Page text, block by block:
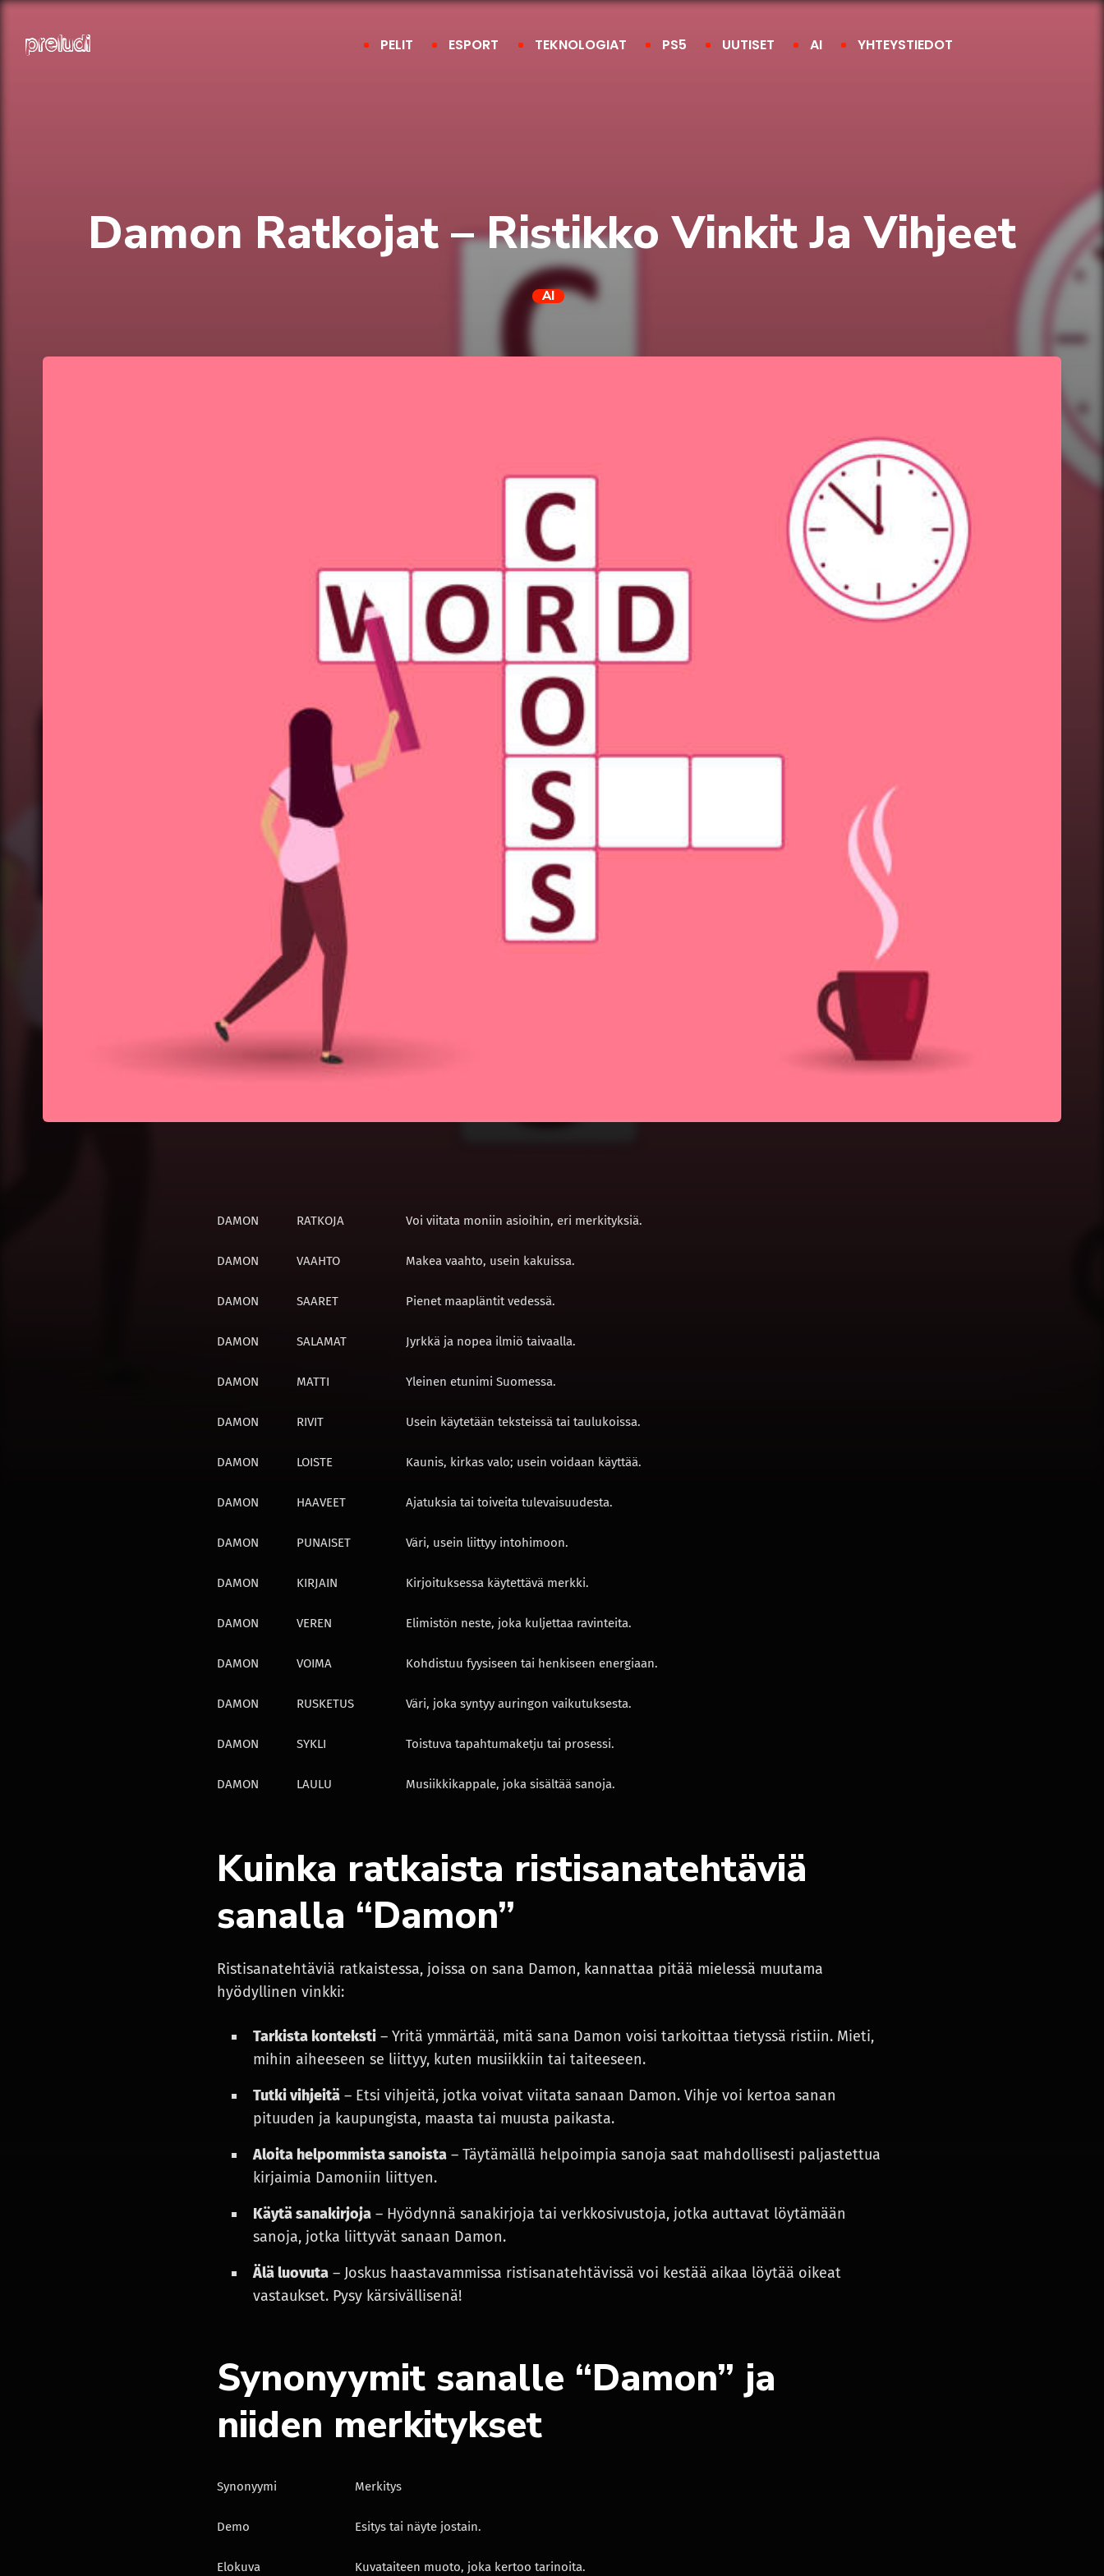
PELIT ESPORT TEKNOLOGIAT PS5 UUTISET AI YHTEYSTIEDOT
Damon Ratkojat – Ristikko Vinkit Ja Vihjeet
AI
DAMON RATKOJA Voi viitata moniin asioihin, eri merkityksiä.
DAMON VAAHTO Makea vaahto, usein kakuissa.
DAMON SAARET Pienet maapläntit vedessä.
DAMON SALAMAT Jyrkkä ja nopea ilmiö taivaalla.
DAMON MATTI Yleinen etunimi Suomessa.
DAMON RIVIT Usein käytetään teksteissä tai taulukoissa.
DAMON LOISTE Kaunis, kirkas valo; usein voidaan käyttää.
DAMON HAAVEET Ajatuksia tai toiveita tulevaisuudesta.
DAMON PUNAISET Väri, usein liittyy intohimoon.
DAMON KIRJAIN Kirjoituksessa käytettävä merkki.
DAMON VEREN Elimistön neste, joka kuljettaa ravinteita.
DAMON VOIMA Kohdistuu fyysiseen tai henkiseen energiaan.
DAMON RUSKETUS Väri, joka syntyy auringon vaikutuksesta.
DAMON SYKLI Toistuva tapahtumaketju tai prosessi.
DAMON LAULU Musiikkikappale, joka sisältää sanoja.
Kuinka ratkaista ristisanatehtäviä
sanalla “Damon”
Ristisanatehtäviä ratkaistessa, joissa on sana Damon, kannattaa pitää mielessä muutama
hyödyllinen vinkki:
Tarkista konteksti – Yritä ymmärtää, mitä sana Damon voisi tarkoittaa tietyssä ristiin. Mieti,
mihin aiheeseen se liittyy, kuten musiikkiin tai taiteeseen.
Tutki vihjeitä – Etsi vihjeitä, jotka voivat viitata sanaan Damon. Vihje voi kertoa sanan
pituuden ja kaupungista, maasta tai muusta paikasta.
Aloita helpommista sanoista – Täytämällä helpoimpia sanoja saat mahdollisesti paljastettua
kirjaimia Damoniin liittyen.
Käytä sanakirjoja – Hyödynnä sanakirjoja tai verkkosivustoja, jotka auttavat löytämään
sanoja, jotka liittyvät sanaan Damon.
Älä luovuta – Joskus haastavammissa ristisanatehtävissä voi kestää aikaa löytää oikeat
vastaukset. Pysy kärsivällisenä!
Synonyymit sanalle “Damon” ja
niiden merkitykset
Synonyymi Merkitys
Demo Esitys tai näyte jostain.
Elokuva Kuvataiteen muoto, joka kertoo tarinoita.